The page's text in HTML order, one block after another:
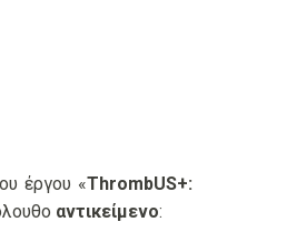
έργου «ThrombUS+:
αντικείμενο: